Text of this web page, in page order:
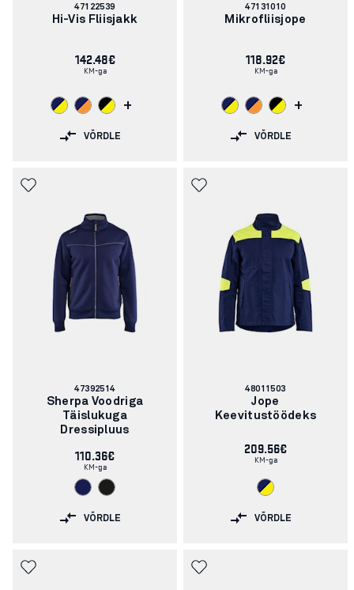
Artikli
number:
47122539
Hi-Vis Fliisjakk
142.48€
KM-ga
+
VÕRDLE
Artikli
number:
47131010
Mikrofliisjope
118.92€
KM-ga
+
VÕRDLE
Artikli
number:
47392514
Sherpa Voodriga
Täislukuga
Dressipluus
110.36€
KM-ga
VÕRDLE
Artikli
number:
48011503
Jope
Keevitustöödeks
209.56€
KM-ga
VÕRDLE